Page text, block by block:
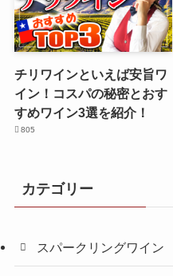
チリワインといえば安旨ワ
イン！コスパの秘密とおす
すめワイン3選を紹介！
805
カテゴリー
スパークリングワイン